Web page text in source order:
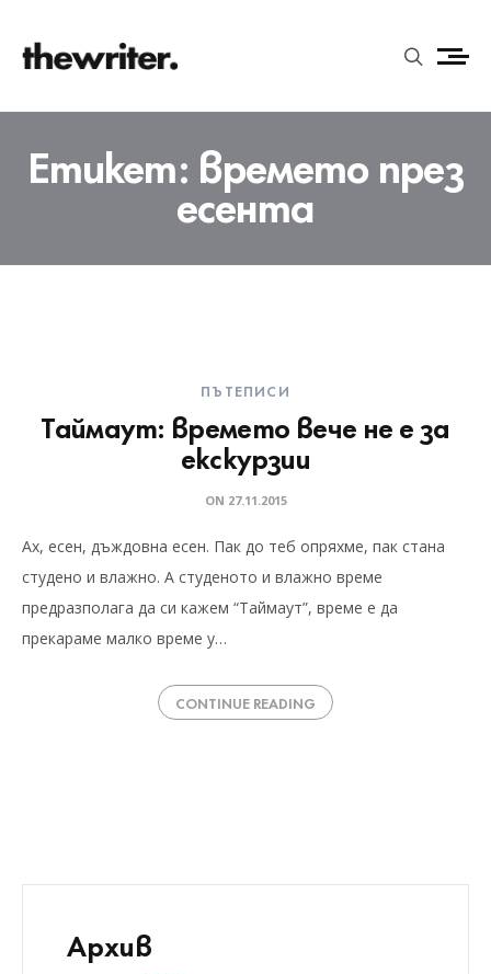
Етикет: времето през
есента
ПЪТЕПИСИ
Таймаут: времето вече не е за
екскурзии
ON 27.11.2015
Ах, есен, дъждовна есен. Пак до теб опряхме, пак стана
студено и влажно. А студеното и влажно време
предразполага да си кажем “Таймаут”, време е да
прекараме малко време у…
CONTINUE READING
Архив